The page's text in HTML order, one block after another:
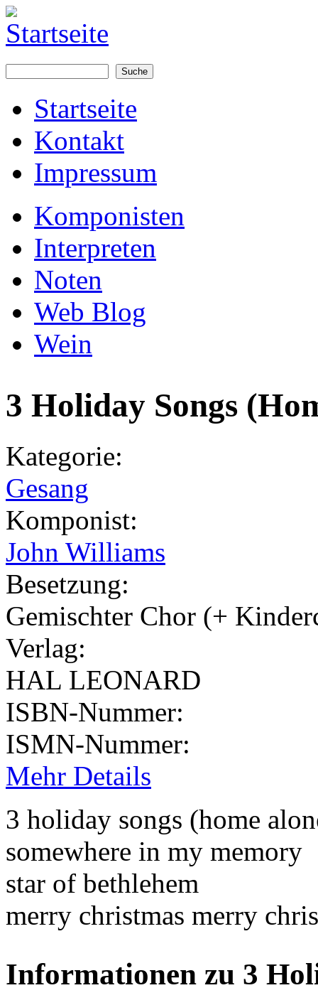
Startseite
Kontakt
Impressum
Komponisten
Interpreten
Noten
Web Blog
Wein
3 Holiday Songs
Kategorie:
Gesang
Komponist:
John Williams
Besetzung:
Gemischter Chor (+
Verlag:
HAL LEONARD
ISBN-Nummer:
ISMN-Nummer:
Mehr Details
3 holiday songs (home
somewhere in my memory
star of bethlehem
merry christmas merry
Informationen zu 3